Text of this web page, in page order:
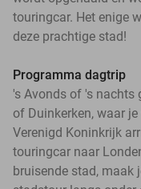
touringcar. Het enige
deze prachtige stad!
Programma dagtrip
's Avonds of 's nachts
of Duinkerken, waar
Verenigd Koninkrijk
touringcar naar
bruisende stad, maak